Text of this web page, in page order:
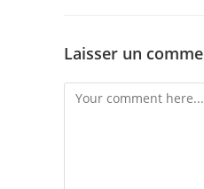
Laisser un